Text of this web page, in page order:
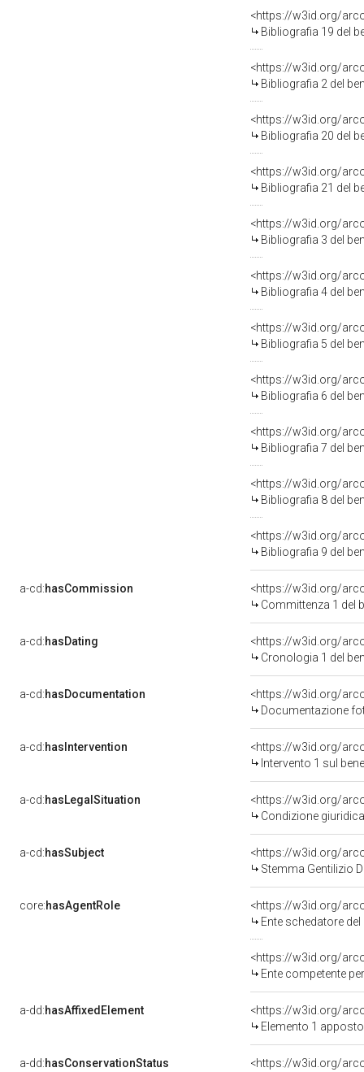
<https://w3id.org/
Bibliografia 19 del
<https://w3id.org/
Bibliografia 2 del
<https://w3id.org/
Bibliografia 20 del
<https://w3id.org/
Bibliografia 21 del
<https://w3id.org/
Bibliografia 3 del
<https://w3id.org/
Bibliografia 4 del
<https://w3id.org/
Bibliografia 5 del
<https://w3id.org/
Bibliografia 6 del
<https://w3id.org/
Bibliografia 7 del
<https://w3id.org/
Bibliografia 8 del
<https://w3id.org/
Bibliografia 9 del
a-cd:hasCommission
<https://w3id.org/
Committenza 1 del
a-cd:hasDating
<https://w3id.org/
Cronologia 1 del
a-cd:hasDocumentation
Documentazione
a-cd:hasIntervention
<https://w3id.org/
Intervento 1 sul
a-cd:hasLegalSituation
<https://w3id.org/
Condizione
a-cd:hasSubject
<https://w3id.org/
Stemma Gentilizio
core:hasAgentRole
<https://w3id.org/
Ente schedatore
<https://w3id.org/
Ente competente per tutela
a-dd:hasAffixedElement
<https://w3id.org/
Elemento 1
a-dd:hasConservationStatus
<https://w3id.org/